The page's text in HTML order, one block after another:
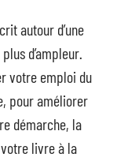
autour d’une
d’ampleur.
votre emploi du
pour améliorer
démarche, la
livre à la